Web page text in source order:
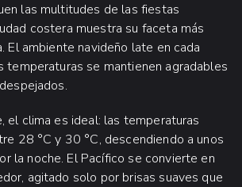
las multitudes de las fiestas
costera muestra su faceta más
El ambiente navideño late en cada
temperaturas se mantienen agradables
el clima es ideal: las temperaturas
28 °C y 30 °C, descendiendo a unos
la noche. El Pacífico se convierte en
agitado solo por brisas suaves que